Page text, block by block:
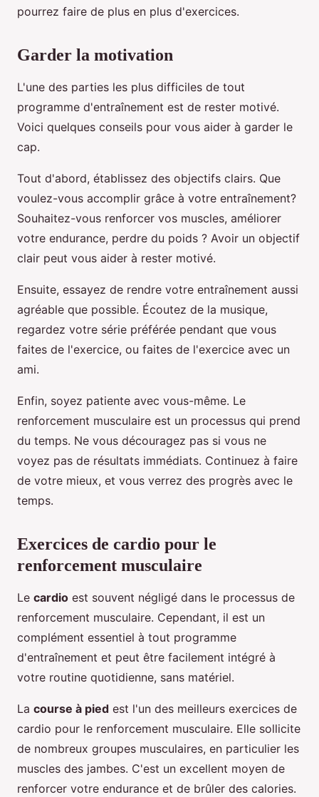
pourrez faire de plus en plus d'exercices.
Garder la motivation
L'une des parties les plus difficiles de tout
programme d'entraînement est de rester motivé.
Voici quelques conseils pour vous aider à garder le
cap.
Tout d'abord, établissez des objectifs clairs. Que
voulez-vous accomplir grâce à votre entraînement?
Souhaitez-vous renforcer vos muscles, améliorer
votre endurance, perdre du poids ? Avoir un objectif
clair peut vous aider à rester motivé.
Ensuite, essayez de rendre votre entraînement aussi
agréable que possible. Écoutez de la musique,
regardez votre série préférée pendant que vous
faites de l'exercice, ou faites de l'exercice avec un
ami.
Enfin, soyez patiente avec vous-même. Le
renforcement musculaire est un processus qui prend
du temps. Ne vous découragez pas si vous ne
voyez pas de résultats immédiats. Continuez à faire
de votre mieux, et vous verrez des progrès avec le
temps.
Exercices de cardio pour le
renforcement musculaire
Le cardio est souvent négligé dans le processus de
renforcement musculaire. Cependant, il est un
complément essentiel à tout programme
d'entraînement et peut être facilement intégré à
votre routine quotidienne, sans matériel.
La course à pied est l'un des meilleurs exercices de
cardio pour le renforcement musculaire. Elle sollicite
de nombreux groupes musculaires, en particulier les
muscles des jambes. C'est un excellent moyen de
renforcer votre endurance et de brûler des calories.